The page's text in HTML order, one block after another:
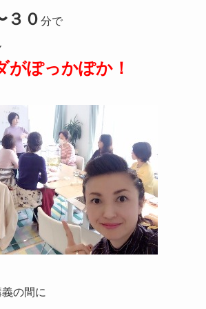
３０ 分で
がぽっかぽか！
の間に